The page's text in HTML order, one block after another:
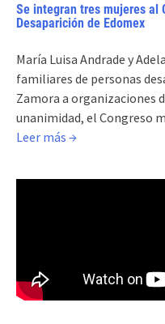
Se integran tres mujeres al
Desaparición de Edomex
María Luisa Andrade y
familiares de personas
Zamora a organizaciones
unanimidad, el Congreso
Leer más →